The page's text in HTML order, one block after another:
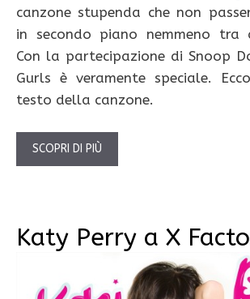
canzone stupenda che non
in secondo piano nemmeno tra
Con la partecipazione di Snoop
Gurls è veramente speciale.
testo della canzone.
SCOPRI DI PIÙ
Katy Perry a X